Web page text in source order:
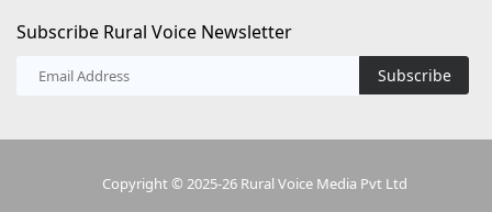
Subscribe Rural Voice Newsletter
Subscribe
Copyright © 2025-26 Rural Voice Media Pvt Ltd